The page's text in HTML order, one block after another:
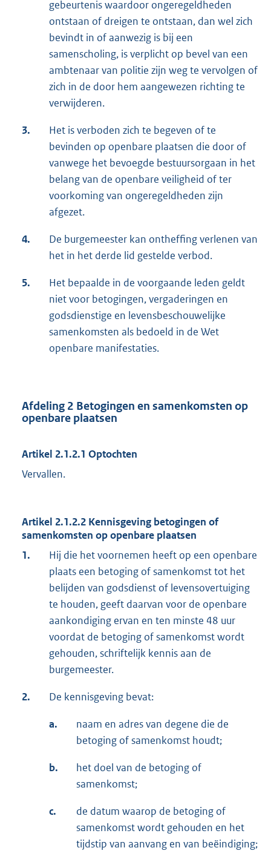
gebeurtenis waardoor ongeregeldheden
ontstaan of dreigen te ontstaan, dan wel zich
bevindt in of aanwezig is bij een
samenscholing, is verplicht op bevel van een
ambtenaar van politie zijn weg te vervolgen of
zich in de door hem aangewezen richting te
verwijderen.
3.
Het is verboden zich te begeven of te
bevinden op openbare plaatsen die door of
vanwege het bevoegde bestuursorgaan in het
belang van de openbare veiligheid of ter
voorkoming van ongeregeldheden zijn
afgezet.
4.
De burgemeester kan ontheffing verlenen van
het in het derde lid gestelde verbod.
5.
Het bepaalde in de voorgaande leden geldt
niet voor betogingen, vergaderingen en
godsdienstige en levensbeschouwelijke
samenkomsten als bedoeld in de Wet
openbare manifestaties.
Afdeling 2 Betogingen en samenkomsten op
openbare plaatsen
Artikel 2.1.2.1 Optochten
Vervallen.
Artikel 2.1.2.2 Kennisgeving betogingen of
samenkomsten op openbare plaatsen
1.
Hij die het voornemen heeft op een openbare
plaats een betoging of samenkomst tot het
belijden van godsdienst of levensovertuiging
te houden, geeft daarvan voor de openbare
aankondiging ervan en ten minste 48 uur
voordat de betoging of samenkomst wordt
gehouden, schriftelijk kennis aan de
burgemeester.
2. De kennisgeving bevat:
a.
naam en adres van degene die de
betoging of samenkomst houdt;
b.
het doel van de betoging of
samenkomst;
c.
de datum waarop de betoging of
samenkomst wordt gehouden en het
tijdstip van aanvang en van beëindiging;